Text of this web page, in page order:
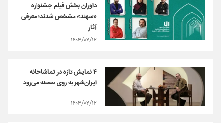
داوران بخش فیلم‌ جشنواره
«سهند» مشخص شدند؛ معرفی
آثار
۱۴۰۴/۰۲/۱۲
۴ نمایش تازه در تماشاخانه‌
ایران‌شهر به روی صحنه‌ می‌رود
۱۴۰۴/۰۲/۱۲